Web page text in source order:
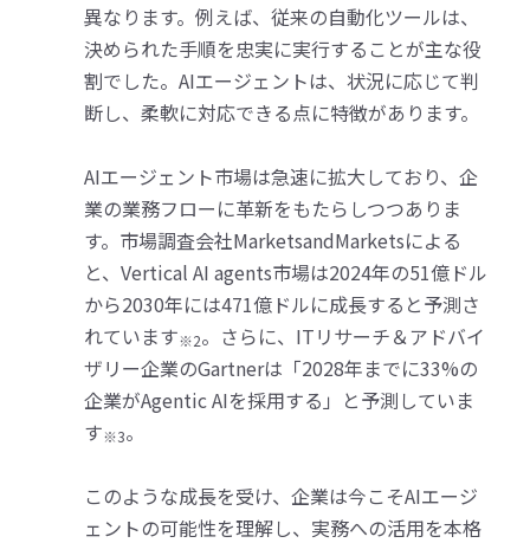
異なります。例えば、従来の自動化ツールは、
決められた手順を忠実に実行することが主な役
割でした。AIエージェントは、状況に応じて判
断し、柔軟に対応できる点に特徴があります。
AIエージェント市場は急速に拡大しており、企
業の業務フローに革新をもたらしつつありま
す。市場調査会社MarketsandMarketsによる
と、Vertical AI agents市場は2024年の51億ドル
から2030年には471億ドルに成長すると予測さ
れています※2。さらに、ITリサーチ＆アドバイ
ザリー企業のGartnerは「2028年までに33%の
企業がAgentic AIを採用する」と予測していま
す※3。
このような成長を受け、企業は今こそAIエージ
ェントの可能性を理解し、実務への活用を本格